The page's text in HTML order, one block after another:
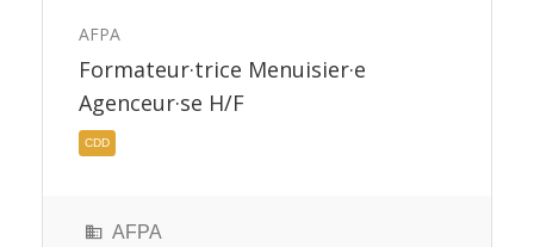
AFPA
Formateur·trice Menuisier·e
Agenceur·se H/F
CDD
AFPA